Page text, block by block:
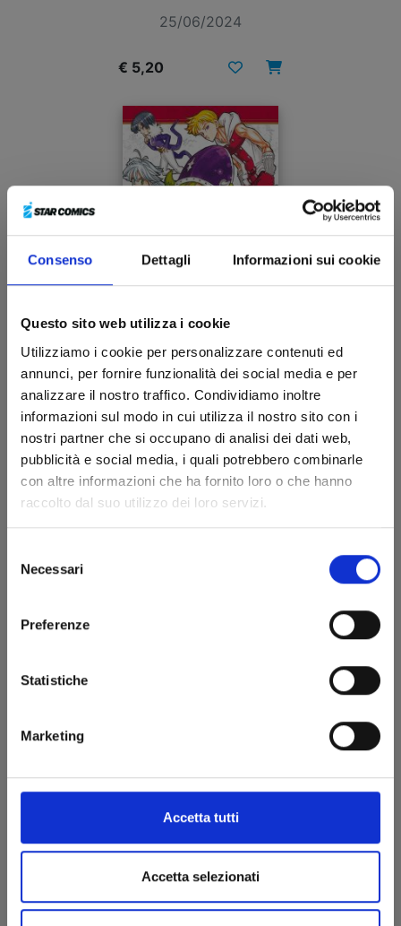
Consenso Dettagli Informazioni sui cookie
Questo sito web utilizza i cookie
Utilizziamo i cookie per personalizzare contenuti ed
annunci, per fornire funzionalità dei social media e per
analizzare il nostro traffico. Condividiamo inoltre
informazioni sul modo in cui utilizza il nostro sito con i
nostri partner che si occupano di analisi dei dati web,
pubblicità e social media, i quali potrebbero combinarle
con altre informazioni che ha fornito loro o che hanno
raccolto dal suo utilizzo dei loro servizi.
delNecessari
Preferenze
Statistiche
Marketing
Accetta tutti
Accetta selezionati
25/06/2024
€ 5,20
FOUR KNIGHTS OF THE APOCALYPSE n. 14
30/04/2024
€ 5,20
FOUR KNIGHTS OF THE APOCALYPSE n. 13
05/03/2024
€ 5,20